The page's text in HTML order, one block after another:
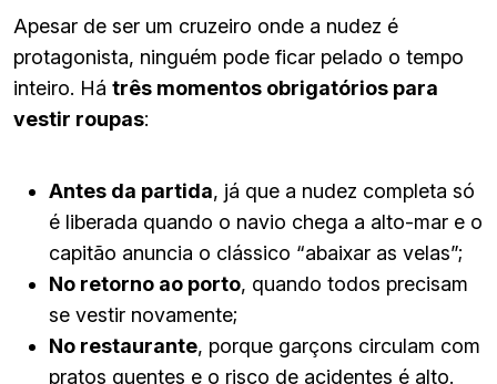
Apesar de ser um cruzeiro onde a nudez é
protagonista, ninguém pode ficar pelado o tempo
inteiro. Há três momentos obrigatórios para
vestir roupas:
Antes da partida, já que a nudez completa só
é liberada quando o navio chega a alto-mar e o
capitão anuncia o clássico “abaixar as velas”;
No retorno ao porto, quando todos precisam
se vestir novamente;
No restaurante, porque garçons circulam com
pratos quentes e o risco de acidentes é alto.